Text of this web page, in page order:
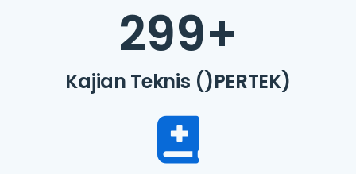
299+
Kajian Teknis ()PERTEK)